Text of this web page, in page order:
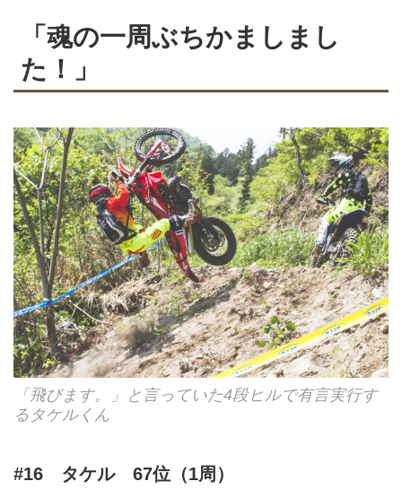
「魂の一周ぶちかましまし
た！」
「飛びます。」と言っていた4段ヒルで有言実行す
るタケルくん
#16 タケル 67位（1周）